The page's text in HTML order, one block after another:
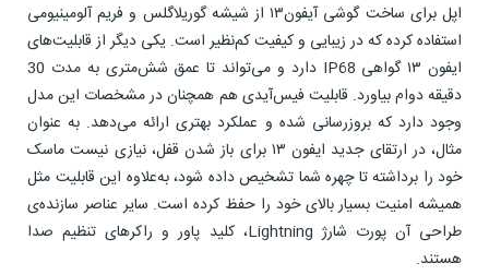
اپل برای ساخت گوشی آیفون۱۳ از شیشه گوریلاگلس و فریم آلومینیومی
استفاده کرده که در زیبایی و کیفیت کم‌نظیر است. یکی دیگر از قابلیت‌های
ایفون ۱۳ گواهی IP68 دارد و می‌تواند تا عمق شش‌متری به مدت 30
دقیقه دوام بیاورد. قابلیت فیس‌آیدی هم همچنان در مشخصات این مدل
وجود دارد که بروزرسانی شده و عملکرد بهتری ارائه می‌دهد. به عنوان
مثال، در ارتقای جدید ايفون ١٣ برای باز شدن قفل، نیازی نیست ماسک
خود را برداشته تا چهره شما تشخیص داده شود، به‌علاوه این قابلیت مثل
همیشه امنیت بسیار بالای خود را حفظ کرده است. سایر عناصر سازنده‌ی
طراحی آن پورت شارژ Lightning، کلید پاور و راکرهای تنظیم صدا
هستند.